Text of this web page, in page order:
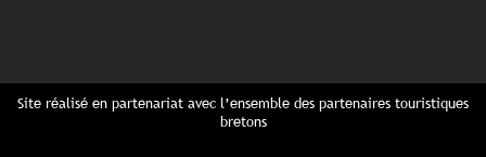
Site réalisé en partenariat avec l’ensemble des partenaires touristiques
bretons